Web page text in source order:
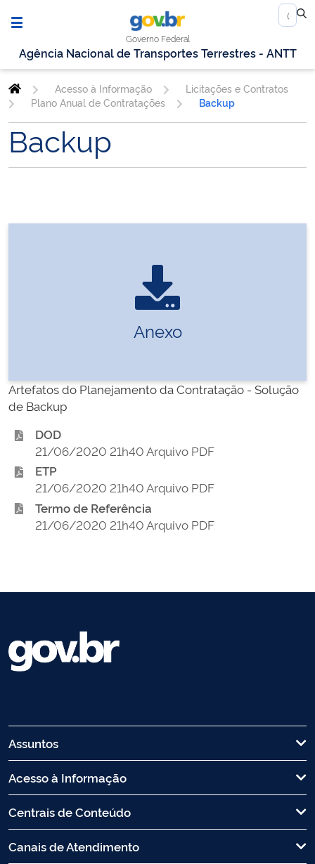
Governo Federal
Agência Nacional de Transportes Terrestres - ANTT
Acesso à Informação
Licitações e Contratos
Plano Anual de Contratações
Backup
Backup
Anexo
Artefatos do Planejamento da Contratação - Solução
de Backup
DOD
21/06/2020 21h40 Arquivo PDF
ETP
21/06/2020 21h40 Arquivo PDF
Termo de Referência
21/06/2020 21h40 Arquivo PDF
Assuntos
Acesso à Informação
Centrais de Conteúdo
Canais de Atendimento